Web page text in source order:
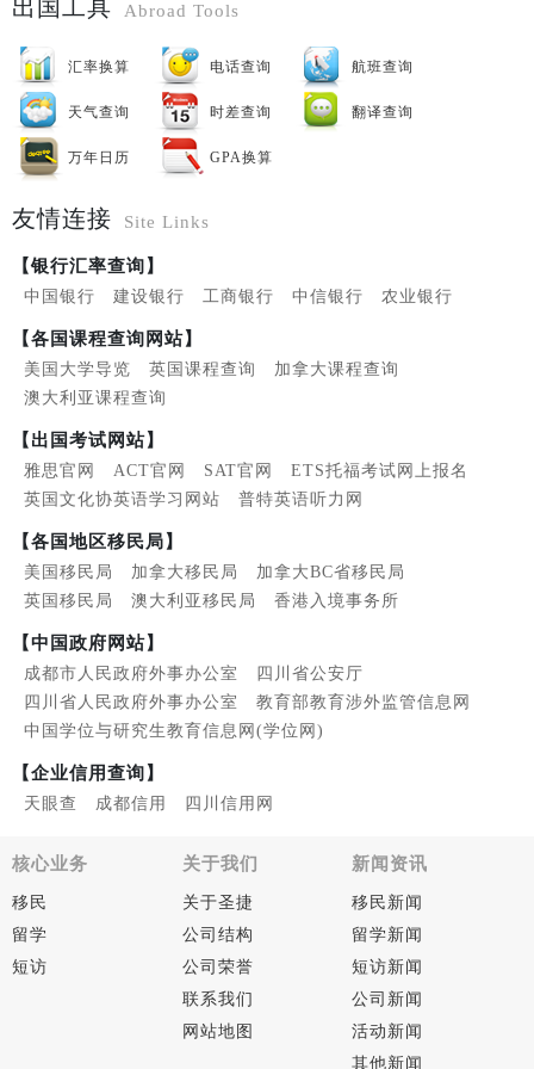
出国工具 Abroad Tools
汇率换算 电话查询 航班查询
天气查询 时差查询 翻译查询
万年日历 GPA换算
友情连接 Site Links
【银行汇率查询】
中国银行 建设银行 工商银行 中信银行 农业银行
【各国课程查询网站】
美国大学导览 英国课程查询
加拿大课程查询
澳大利亚课程查询
【出国考试网站】
雅思官网 ACT官网 SAT官网
ETS托福考试网上报名
英国文化协英语学习网站
普特英语听力网
【各国地区移民局】
美国移民局 加拿大移民局
加拿大BC省移民局
英国移民局
澳大利亚移民局 香港入境事务所
【中国政府网站】
成都市人民政府外事办公室
四川省公安厅
四川省人民政府外事办公室
教育部教育涉外监管信息网
中国学位与研究生教育信息网(学位网)
【企业信用查询】
天眼查 成都信用 四川信用网
核心业务
移民
留学
短访
关于我们
关于圣捷
公司结构
公司荣誉
联系我们
网站地图
新闻资讯
移民新闻
留学新闻
短访新闻
公司新闻
活动新闻
其他新闻